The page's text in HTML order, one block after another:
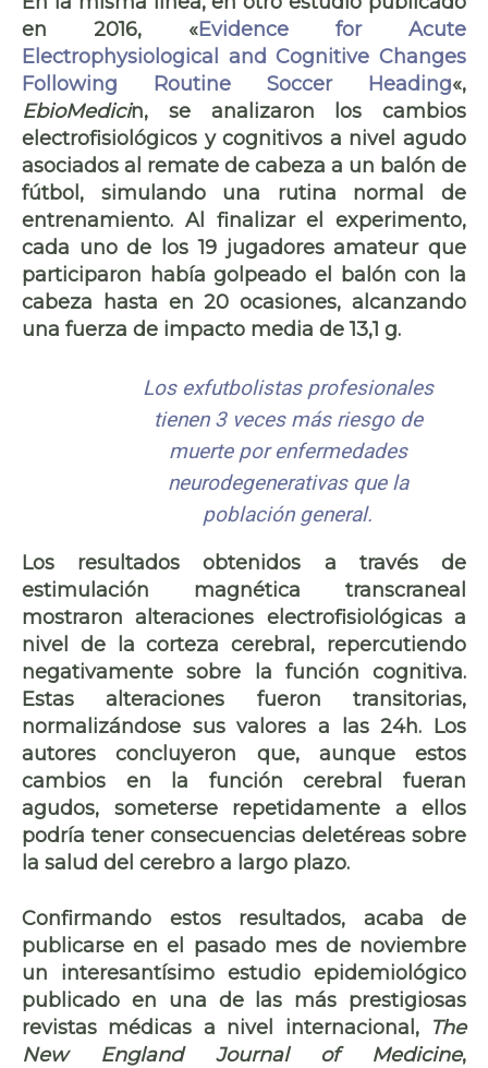
en 2016, «Evidence for Acute
Electrophysiological and Cognitive Changes
Following Routine Soccer Heading«,
EbioMedicin, se analizaron los cambios
electrofisiológicos y cognitivos a nivel agudo
asociados al remate de cabeza a un balón de
fútbol, simulando una rutina normal de
entrenamiento. Al finalizar el experimento,
cada uno de los 19 jugadores amateur que
participaron había golpeado el balón con la
cabeza hasta en 20 ocasiones, alcanzando
una fuerza de impacto media de 13,1 g.
Los exfutbolistas profesionales
tienen 3 veces más riesgo de
muerte por enfermedades
neurodegenerativas que la
población general.
Los resultados obtenidos a través de
estimulación magnética transcraneal
mostraron alteraciones electrofisiológicas a
nivel de la corteza cerebral, repercutiendo
negativamente sobre la función cognitiva.
Estas alteraciones fueron transitorias,
normalizándose sus valores a las 24h. Los
autores concluyeron que, aunque estos
cambios en la función cerebral fueran
agudos, someterse repetidamente a ellos
podría tener consecuencias deletéreas sobre
la salud del cerebro a largo plazo.
Confirmando estos resultados, acaba de
publicarse en el pasado mes de noviembre
un interesantísimo estudio epidemiológico
publicado en una de las más prestigiosas
revistas médicas a nivel internacional, The
New England Journal of Medicine,